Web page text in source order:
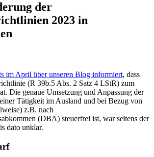
der
2023 in
im April über unseren Blog informiert, dass
(R 39b.5 Abs. 2 Satz 4 LStR) zum
Die genaue Umsetzung und Anpassung der
Tätigkeit im Ausland und bei Bezug von
z.B. nach
(DBA) steuerfrei ist, war seitens der
dato unklar.